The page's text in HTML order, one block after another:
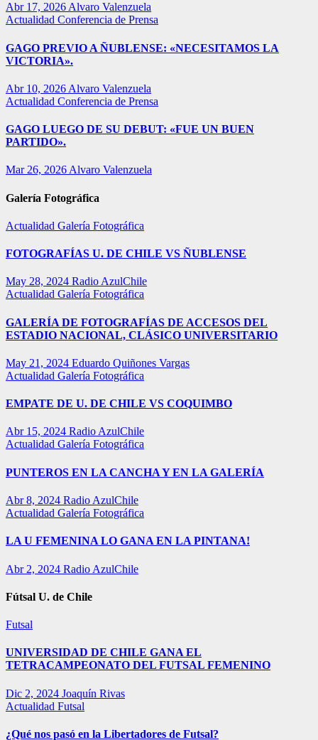
Abr 17, 2026 Alvaro Valenzuela
Actualidad Conferencia de Prensa
GAGO PREVIO A ÑUBLENSE: «NECESITAMOS LA
VICTORIA».
Abr 10, 2026 Alvaro Valenzuela
Actualidad Conferencia de Prensa
GAGO LUEGO DE SU DEBUT: «FUE UN BUEN
PARTIDO».
Mar 26, 2026 Alvaro Valenzuela
Galería Fotográfica
Actualidad Galería Fotográfica
FOTOGRAFÍAS U. DE CHILE VS ÑUBLENSE
May 28, 2024 Radio AzulChile
Actualidad Galería Fotográfica
GALERÍA DE FOTOGRAFÍAS DE ACCESOS DEL
ESTADIO NACIONAL, CLÁSICO UNIVERSITARIO
May 21, 2024 Eduardo Quiñones Vargas
Actualidad Galería Fotográfica
EMPATE DE U. DE CHILE VS COQUIMBO
Abr 15, 2024 Radio AzulChile
Actualidad Galería Fotográfica
PUNTEROS EN LA CANCHA Y EN LA GALERÍA
Abr 8, 2024 Radio AzulChile
Actualidad Galería Fotográfica
LA U FEMENINA LO GANA EN LA PINTANA!
Abr 2, 2024 Radio AzulChile
Fútsal U. de Chile
Futsal
UNIVERSIDAD DE CHILE GANA EL
TETRACAMPEONATO DEL FUTSAL FEMENINO
Dic 2, 2024 Joaquín Rivas
Actualidad Futsal
¿Qué nos pasó en la Libertadores de Futsal?